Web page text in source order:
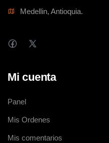
Medellin, Antioquia.
Mi cuenta
Panel
Mis Ordenes
Mis comentarios